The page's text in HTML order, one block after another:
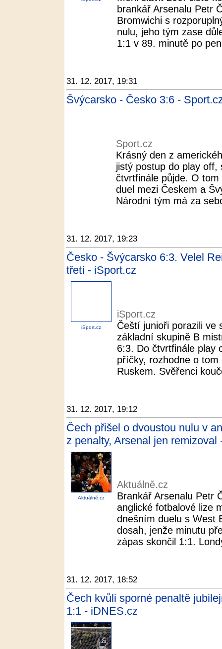
brankář Arsenalu Petr
Bromwichi s
nulu, jeho tým zase
1:1 v 89. minutě po
31. 12. 2017, 19:31
Švýcarsko - Česko 3:6 -
Sport.cz
Krásný den z
jistý postup do play
čtvrtfinále půjde. O
duel mezi Českem a
Národní tým má za
31. 12. 2017, 19:23
Česko - Švýcarsko 6:3. Velel
třetí - iSport.cz
iSport.cz
iSport.cz
Čeští junioři porazili ve
základní skupině B
6:3. Do čtvrtfinále play
příčky, rozhodne o
Ruskem. Svěřenci
31. 12. 2017, 19:12
Čech přišel o dvoustou nulu v
z penalty, Arsenal jen remizoval
Aktuálně.cz
Aktuálně.cz
Brankář Arsenalu Petr
anglické fotbalové lize
dnešním duelu s West
dosah, jenže minutu
zápas skončil 1:1.
31. 12. 2017, 18:52
Čech kvůli sporné penaltě
1:1 - iDNES.cz